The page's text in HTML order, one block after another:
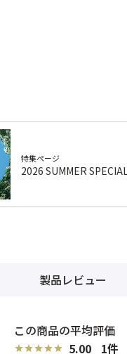
特集ページ
2026 SUMMER SPECIAL
製品レビュー
5.00 1